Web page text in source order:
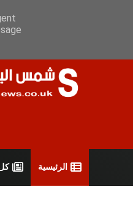
الرئيسية كل